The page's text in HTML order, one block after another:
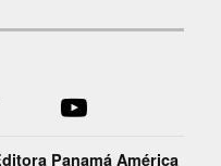
Panamá América